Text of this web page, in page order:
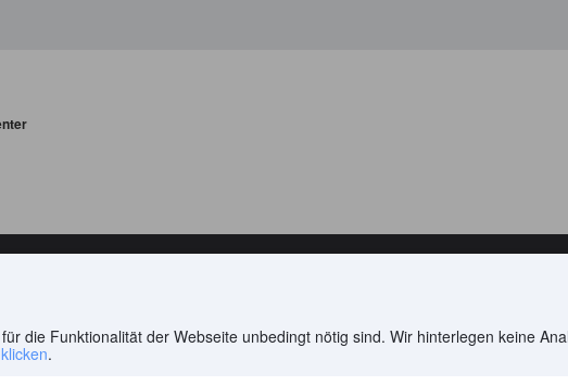
die Funktionalität der Webseite unbedingt nötig sind. Wir hinterlegen keine
.
gehört zur Booking Holdings Inc., dem weltweit führenden Unternehmen für